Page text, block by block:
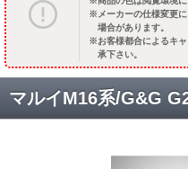
メーカーの仕様変更
場合があります。
お客様都合によるキ
承下さい。